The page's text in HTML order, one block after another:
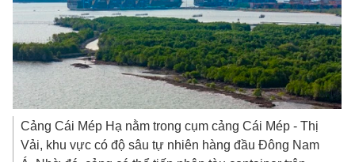
Cảng Cái Mép Hạ nằm trong cụm cảng Cái Mép - Thị
Vải, khu vực có độ sâu tự nhiên hàng đầu Đông Nam